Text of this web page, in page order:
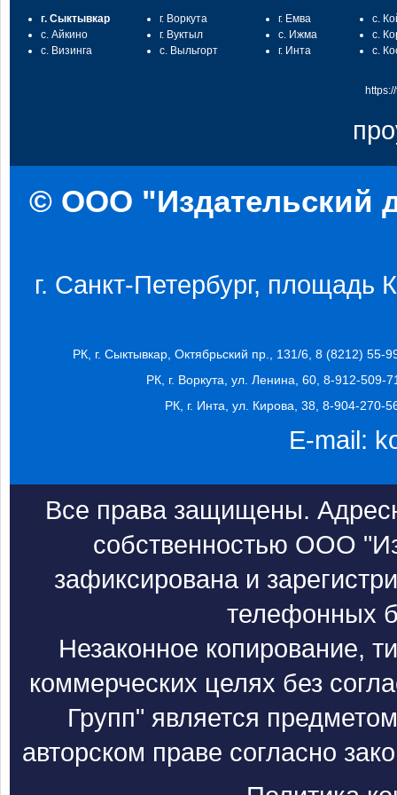
г. Сыктывкар
с. Айкино
с. Визинга
г. Воркута
г. Вуктыл
с. Выльгорт
г. Емва
с. Ижма
г. Инта
с.
с.
с.
© ООО "Издательский
г. Санкт-Петербург, площадь
РК, г. Сыктывкар, Октябрьский пр., 131/6, 8 (8212) 55-
РК, г. Воркута, ул. Ленина, 60, 8-912-509-
РК, г. Инта, ул. Кирова, 38, 8-904-270-
E-mail:
Все права защищены.
собственностью ООО
зафиксирована и
телефонных
Незаконное копирование,
коммерческих целях без
Групп" является
авторском праве согласно